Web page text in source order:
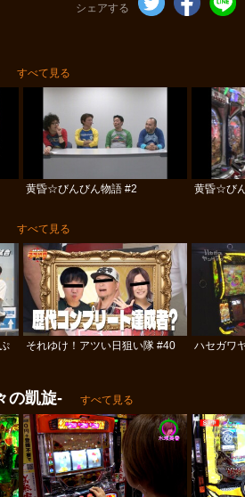
シェアする
すべて見る
黄昏☆びんびん物語 #2 黄昏☆び
すべて見る
それゆけ！アツい日狙い隊 #40 ハセガワ
の凱旋- すべて見る